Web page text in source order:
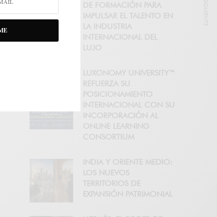
DE FORMACIÓN PARA
IMPULSAR EL TALENTO EN
LA INDUSTRIA
INTERNACIONAL DEL
LUJO
LUXONOMY UNIVERSITY™
REFUERZA SU
POSICIONAMIENTO
INTERNACIONAL CON SU
INCORPORACIÓN AL
ONLINE LEARNING
CONSORTIUM
INDIA Y ORIENTE MEDIO:
LOS NUEVOS
TERRITORIOS DE
EXPANSIÓN PATRIMONIAL